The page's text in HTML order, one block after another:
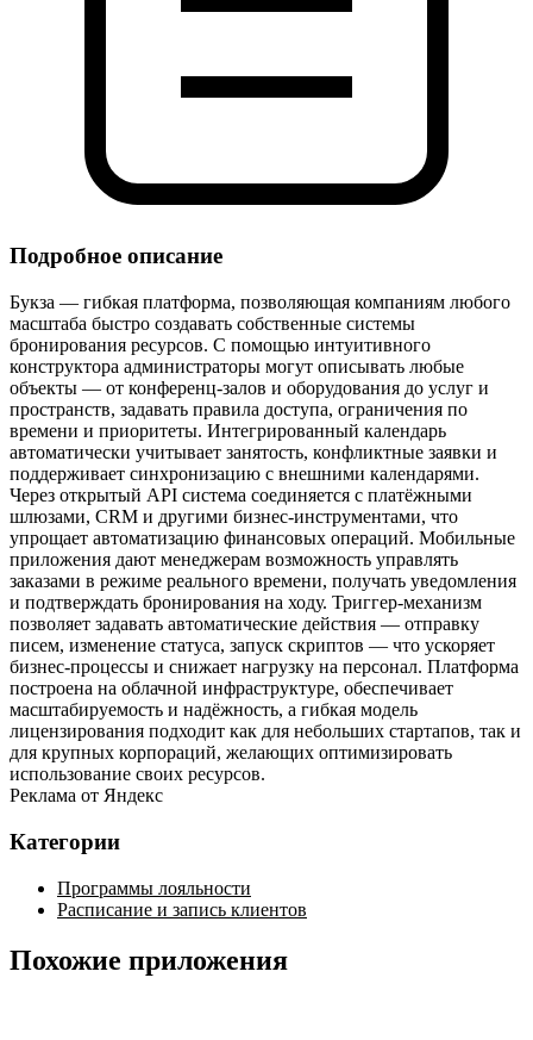
Подробное описание
Букза — гибкая платформа, позволяющая компаниям любого
масштаба быстро создавать собственные системы
бронирования ресурсов. С помощью интуитивного
конструктора администраторы могут описывать любые
объекты — от конференц‑залов и оборудования до услуг и
пространств, задавать правила доступа, ограничения по
времени и приоритеты. Интегрированный календарь
автоматически учитывает занятость, конфликтные заявки и
поддерживает синхронизацию с внешними календарями.
Через открытый API система соединяется с платёжными
шлюзами, CRM и другими бизнес‑инструментами, что
упрощает автоматизацию финансовых операций. Мобильные
приложения дают менеджерам возможность управлять
заказами в режиме реального времени, получать уведомления
и подтверждать бронирования на ходу. Триггер‑механизм
позволяет задавать автоматические действия — отправку
писем, изменение статуса, запуск скриптов — что ускоряет
бизнес‑процессы и снижает нагрузку на персонал. Платформа
построена на облачной инфраструктуре, обеспечивает
масштабируемость и надёжность, а гибкая модель
лицензирования подходит как для небольших стартапов, так и
для крупных корпораций, желающих оптимизировать
использование своих ресурсов.
Реклама от Яндекс
Категории
Программы лояльности
Расписание и запись клиентов
Похожие приложения